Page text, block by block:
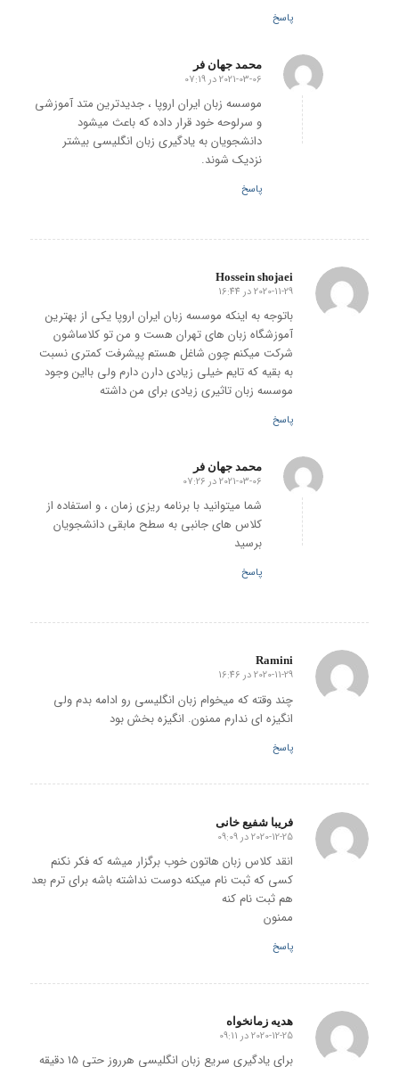
پاسخ
محمد جهان فر
گفته:
2021-03-06 در 07:19
موسسه زبان ایران اروپا ، جدیدترین متد آموزشی
و سرلوحه خود قرار داده که باعث میشود
دانشجویان به یادگیری زبان انگلیسی بیشتر
نزدیک شوند.
پاسخ
Hossein shojaei
گفته:
2020-11-29 در 16:44
باتوجه به اینکه موسسه زبان ایران اروپا یکی از بهترین
آموزشگاه زبان های تهران هست و من تو کلاساشون
شرکت میکنم چون شاغل هستم پیشرفت کمتری نسبت
به بقیه که تایم خیلی زیادی دارن دارم ولی بااین وجود
موسسه زبان تاثیری زیادی برای من داشته
پاسخ
محمد جهان فر
گفته:
2021-03-06 در 07:26
شما میتوانید با برنامه ریزی زمان ، و استفاده از
کلاس های جانبی به سطح مابقی دانشجویان
برسید
پاسخ
Ramini
گفته:
2020-11-29 در 16:46
چند وقته که میخوام زبان انگلیسی رو ادامه بدم ولی
انگیزه ای ندارم ممنون. انگیزه بخش بود
پاسخ
فریبا شفیع خانی
گفته:
2020-12-25 در 09:09
انقد کلاس زبان هاتون خوب برگزار میشه که فکر نکنم
کسی که ثبت نام میکنه دوست نداشته باشه برای ترم بعد
هم ثبت نام کنه
ممنون
پاسخ
هدیه زمانخواه
گفته:
2020-12-25 در 09:11
برای یادگیری سریع زبان انگلیسی هرروز حتی 15 دقیقه